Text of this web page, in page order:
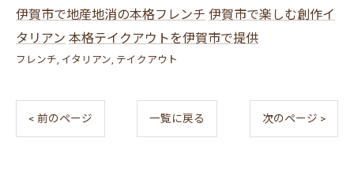
伊賀市で地産地消の本格フレンチ 伊賀市で楽しむ創作イ
タリアン 本格テイクアウトを伊賀市で提供
フレンチ イタリアン テイクアウト
< 前のページ 一覧に戻る 次のページ >